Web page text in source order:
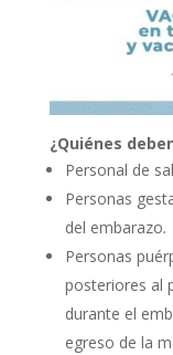
¿Quiénes
Personal de
Personas
del embarazo.
Personas
posteriores al
durante el
egreso de la